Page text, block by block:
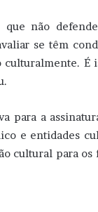
não
se têm
culturalmente.
para a
e entidades
cultural para